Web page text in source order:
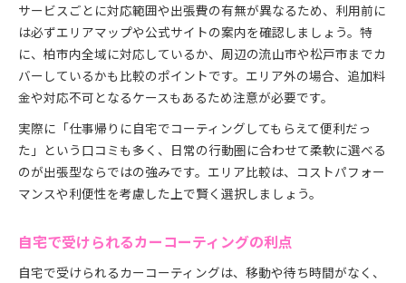
サービスごとに対応範囲や出張費の有無が異なるため、利用前に
は必ずエリアマップや公式サイトの案内を確認しましょう。特
に、柏市内全域に対応しているか、周辺の流山市や松戸市までカ
バーしているかも比較のポイントです。エリア外の場合、追加料
金や対応不可となるケースもあるため注意が必要です。
実際に「仕事帰りに自宅でコーティングしてもらえて便利だっ
た」という口コミも多く、日常の行動圏に合わせて柔軟に選べる
のが出張型ならではの強みです。エリア比較は、コストパフォー
マンスや利便性を考慮した上で賢く選択しましょう。
自宅で受けられるカーコーティングの利点
自宅で受けられるカーコーティングは、移動や待ち時間がなく、